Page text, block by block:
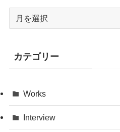
ブ
カテゴリー
Works
Interview